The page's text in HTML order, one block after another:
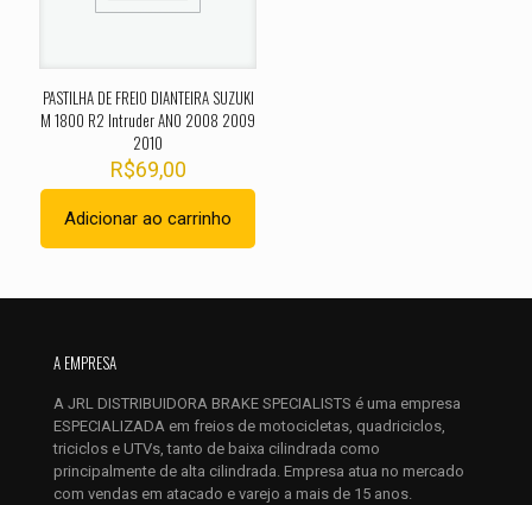
mail*
Salvar meus dados neste navegador para a próxima vez que
eu comentar.
PASTILHA DE FREIO DIANTEIRA SUZUKI
M 1800 R2 Intruder ANO 2008 2009
2010
R$69,00
Adicionar ao carrinho
A EMPRESA
A JRL DISTRIBUIDORA BRAKE SPECIALISTS é uma empresa
ESPECIALIZADA em freios de motocicletas, quadriciclos,
triciclos e UTVs, tanto de baixa cilindrada como
principalmente de alta cilindrada. Empresa atua no mercado
com vendas em atacado e varejo a mais de 15 anos.